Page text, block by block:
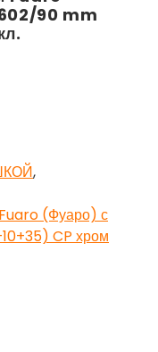
90 mm
,
(Фуаро) с
CP хром